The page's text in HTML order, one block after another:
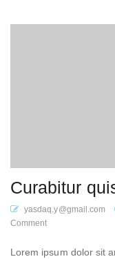
Curabitur
yasdaq.y@gmail.com
Comment
Lorem ipsum dolor sit